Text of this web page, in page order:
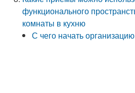
функционального
комнаты в кухню
С чего начать